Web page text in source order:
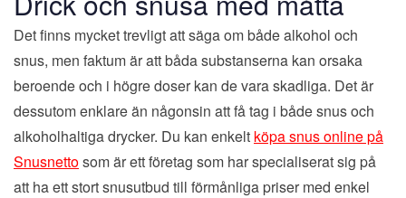
Det finns mycket trevligt att säga om både alkohol och
snus, men faktum är att båda substanserna kan orsaka
beroende och i högre doser kan de vara skadliga. Det är
dessutom enklare än någonsin att få tag i både snus och
alkoholhaltiga drycker. Du kan enkelt köpa snus online på
Snusnettosom är ett företag som har specialiserat sig på
att ha ett stort snusutbud till förmånliga priser med enkel